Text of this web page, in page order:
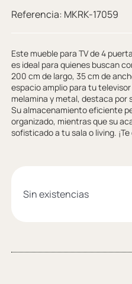
Referencia: MKRK-17059
Este mueble para TV de 4
es ideal para quienes buscan
200 cm de largo, 35 cm de
espacio amplio para tu
melamina y metal, destaca por
Su almacenamiento eficiente
organizado, mientras que su
sofisticado a tu sala o living.
Sin existencias